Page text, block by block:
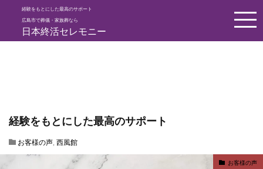
経験をもとにした最高のサポート
広島市で葬儀・家族葬なら
日本終活セレモニー
HOME お客様の声
経験をもとにした最高のサポート
お客様の声, 西風館
お客様の声